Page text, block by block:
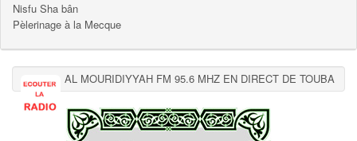
Nisfu Sha bân
Pèlerinage à la Mecque
AL MOURIDIYYAH FM 95.6 MHZ EN DIRECT DE TOUBA